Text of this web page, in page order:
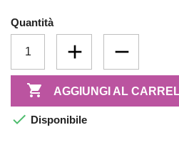
Quantità
 AGGIUNGI AL
 Disponibile